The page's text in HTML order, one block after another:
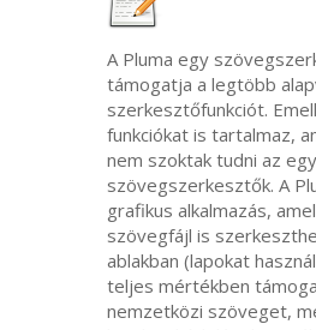
A Pluma egy
támogatja a legtöbb
szerkesztőfunkciót.
funkciókat is tartalmaz,
nem szoktak tudni az
szövegszerkesztők. A
grafikus alkalmazás,
szövegfájl is
ablakban (lapokat
teljes mértékben
nemzetközi szöveget,